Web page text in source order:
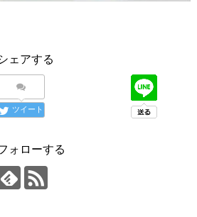
ェアする
ツイート
ォローする